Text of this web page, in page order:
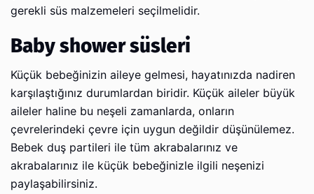
gerekli süs malzemeleri seçilmelidir.
Baby shower süsleri
Küçük bebeğinizin aileye gelmesi, hayatınızda nadiren
karşılaştığınız durumlardan biridir. Küçük aileler büyük
aileler haline bu neşeli zamanlarda, onların
çevrelerindeki çevre için uygun değildir düşünülemez.
Bebek duş partileri ile tüm akrabalarınız ve
akrabalarınız ile küçük bebeğinizle ilgili neşenizi
paylaşabilirsiniz.